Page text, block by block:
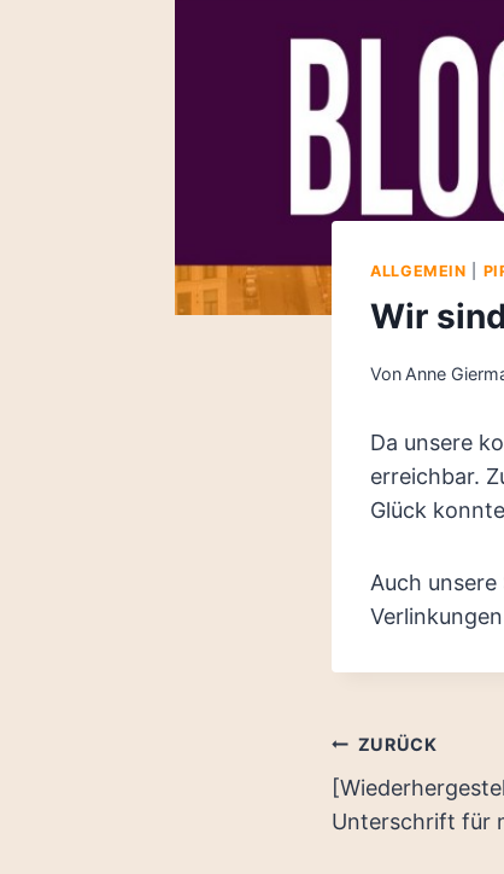
ALLGEMEIN
Wir
Von Anne
Da unsere
erreichbar.
Glück
Auch
ZURÜCK
Unterschrift für